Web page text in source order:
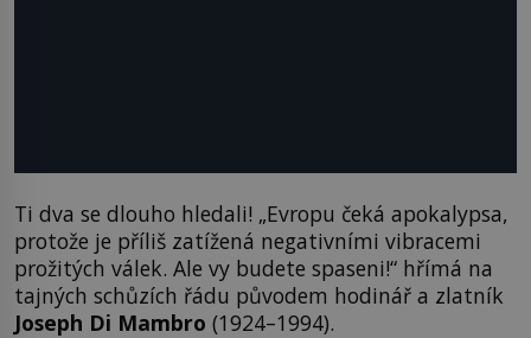
Ti dva se dlouho hledali! „Evropu čeká apokalypsa,
protože je příliš zatížená negativními vibracemi
prožitých válek. Ale vy budete spaseni!“ hřímá na
tajných schůzích řádu původem hodinář a zlatník
Joseph Di Mambro (1924–1994).